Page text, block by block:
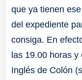
que ya tienen
del expediente
consiga. En
las 19.00 horas
Inglés de Colón